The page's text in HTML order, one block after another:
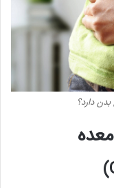
دارد؟